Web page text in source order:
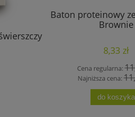
Baton proteinowy
Brownie
8,33 zł
Cena regularna:
Najniższa cena:
do koszyka